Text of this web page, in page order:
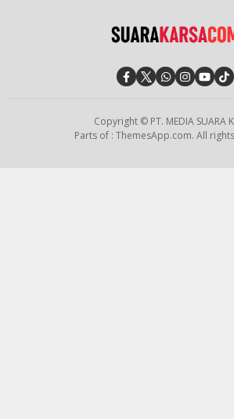
Copyright © PT. MEDIA SUARA
Parts of : ThemesApp.com. All